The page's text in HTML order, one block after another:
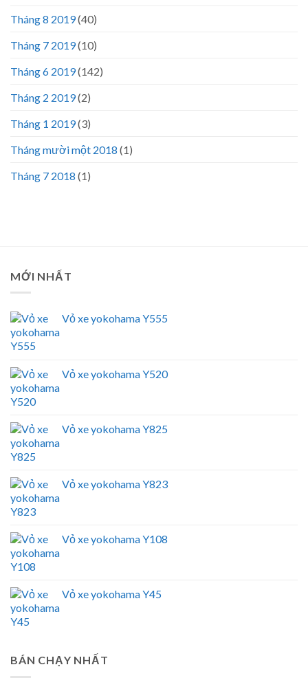
Tháng 8 2019(40)
Tháng 7 2019(10)
Tháng 6 2019(142)
Tháng 2 2019(2)
Tháng 1 2019(3)
Tháng mười một 2018 (1)
Tháng 7 2018 (1)
MỚI NHẤT
Vỏ xe yokohama Y555
Vỏ xe yokohama Y520
Vỏ xe yokohama Y825
Vỏ xe yokohama Y823
Vỏ xe yokohama Y108
Vỏ xe yokohama Y45
BÁN CHẠY NHẤT